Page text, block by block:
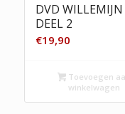
DVD
DEEL 2
€19,90
Toevoegen
winkelwagen